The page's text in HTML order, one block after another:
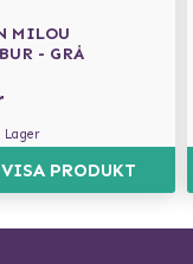
MILOU
- GRÅ
Lager
VISA PRODUKT